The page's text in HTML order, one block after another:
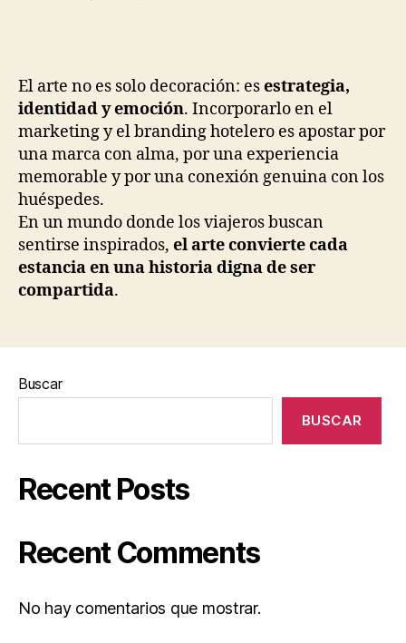
El arte no es solo decoración: esestrategia,
identidad y emoción. Incorporarlo en el
marketing y el branding hotelero es apostar por
una marca con alma, por una experiencia
memorable y por una conexión genuina con los
huéspedes.
En un mundo donde los viajeros buscan
sentirse inspirados, el arte convierte cada
estancia en una historia digna de ser
compartida.
Buscar
BUSCAR
Recent Posts
Recent Comments
No hay comentarios que mostrar.